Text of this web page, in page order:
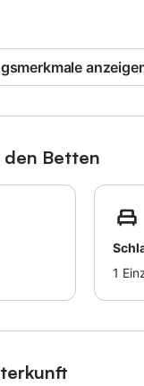
eine möblierte
Fahrradabstellplatz,
eine möblierte
genutzt werden,
im Ortsteil St.Peter-
erreichen Sie in nur
oder zur Seebrücke
von hier aus
Betten
1